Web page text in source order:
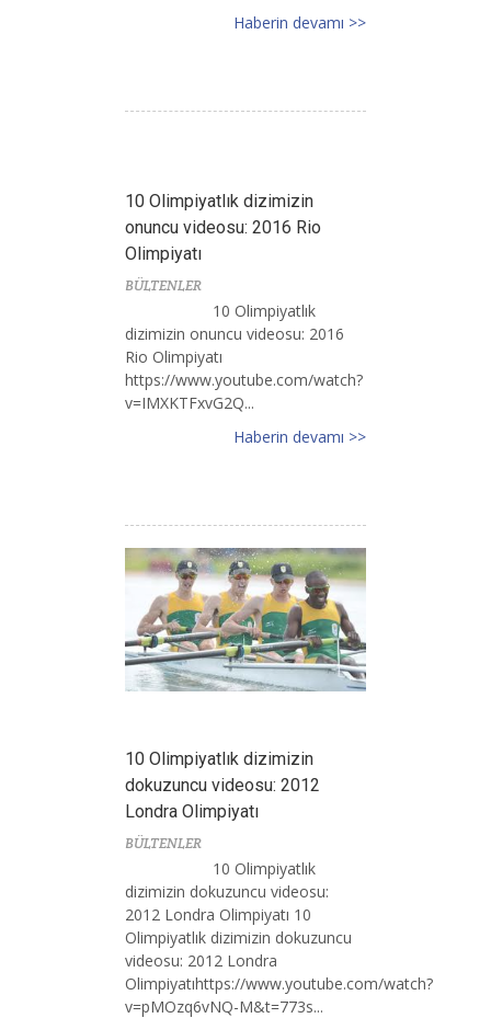
Haberin devamı >>
10 Olimpiyatlık dizimizin
onuncu videosu: 2016 Rio
Olimpiyatı
BÜLTENLER
10 Olimpiyatlık
dizimizin onuncu videosu: 2016
Rio Olimpiyatı
https://www.youtube.com/watch?
v=IMXKTFxvG2Q...
Haberin devamı >>
10 Olimpiyatlık dizimizin
dokuzuncu videosu: 2012
Londra Olimpiyatı
BÜLTENLER
10 Olimpiyatlık
dizimizin dokuzuncu videosu:
2012 Londra Olimpiyatı 10
Olimpiyatlık dizimizin dokuzuncu
videosu: 2012 Londra
Olimpiyatıhttps://www.youtube.com/watch?
v=pMOzq6vNQ-M&t=773s...